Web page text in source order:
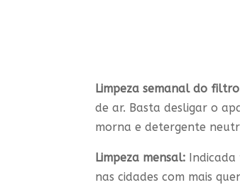
Limpeza semanal do
de ar. Basta desligar o
morna e detergente
Limpeza mensal:
nas cidades com mais